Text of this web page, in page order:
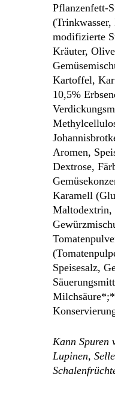
Pflanzenfett-
(Trinkwasser,
modifizierte
Kräuter,
Kartoffel,
10,5%
Aromen,
Dextrose,
Karamell
Maltodextrin,
Speisesalz,
Kann Spuren
Lupinen,